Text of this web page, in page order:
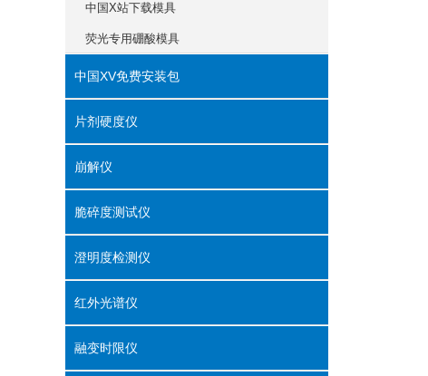
中国X站下载模具
荧光专用硼酸模具
中国XV免费安装包
片剂硬度仪
崩解仪
脆碎度测试仪
澄明度检测仪
红外光谱仪
融变时限仪